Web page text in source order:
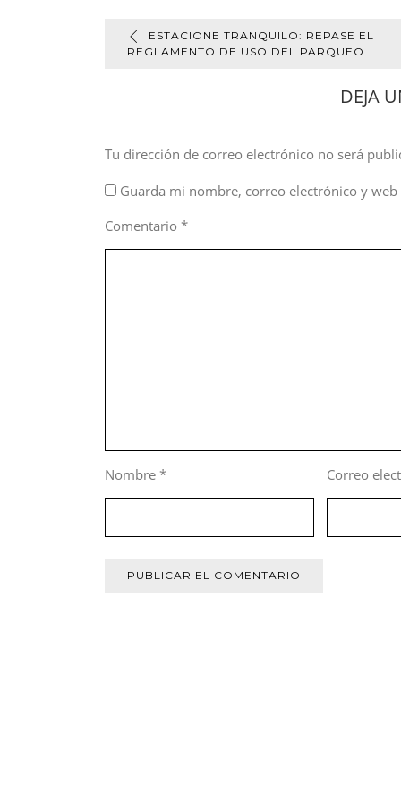
ESTACIONE TRANQUILO: REPASE EL
REGLAMENTO DE USO DEL PARQUEO
DEJA
Tu dirección de correo electrónico no será
Guarda mi nombre, correo electrónico y
Comentario *
Nombre * Correo